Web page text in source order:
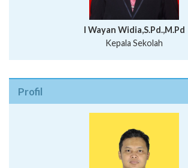
I Wayan Widia,S.Pd.,M.Pd
Kepala Sekolah
Profil